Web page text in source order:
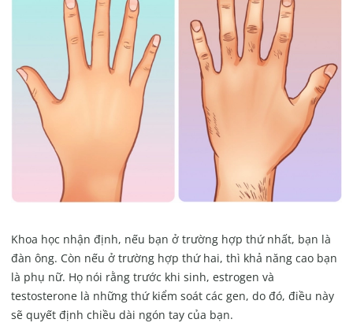
Khoa học nhận định, nếu bạn ở trường hợp thứ nhất, bạn là
đàn ông. Còn nếu ở trường hợp thứ hai, thì khả năng cao bạn
là phụ nữ. Họ nói rằng trước khi sinh, estrogen và
testosterone là những thứ kiểm soát các gen, do đó, điều này
sẽ quyết định chiều dài ngón tay của bạn.